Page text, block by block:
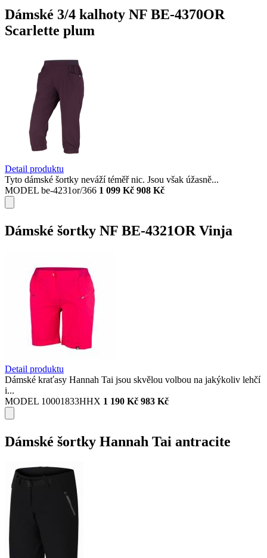
Dámské 3/4 kalhoty NF BE-4370OR
Scarlette plum
Detail produktu
Tyto dámské šortky neváží téměř nic. Jsou však úžasně...
MODEL be-4231or/366 1 099 Kč 908 Kč
Dámské šortky NF BE-4321OR Vinja
Detail produktu
Dámské kraťasy Hannah Tai jsou skvělou volbou na jakýkoliv lehčí
i...
MODEL 10001833HHX 1 190 Kč 983 Kč
Dámské šortky Hannah Tai antracite